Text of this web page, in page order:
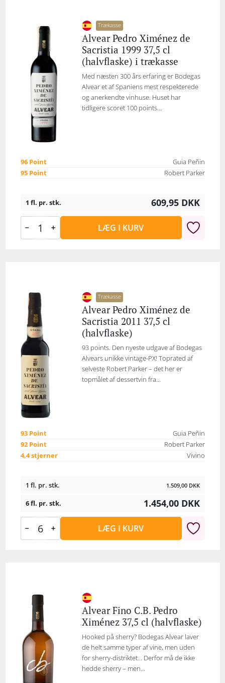
Trækasse
Alvear Pedro Ximénez de
Sacristia 1999 37,5 cl
(halvflaske) i trækasse
Med næsten 300 års erfaring er Bodegas
Alvear et af Spaniens mest respekterede
og anerkendte vinhuse. Huset har
tidligere scoret 100 points...
96 Point
Guia Peñin
95 Point
Robert Parker
1 fl. pr. stk. 609,95 DKK
LÆG I KURV
Trækasse
Alvear Pedro Ximénez de
Sacristia 2011 37,5 cl
(halvflaske)
93 points. Den nyeste udgave af Bodegas
Alvears unikke vintage-PX! Toprated af
selveste Robert Parker – det her er
topmålet af dessertvin fra...
93 Point
Guia Peñin
92 Point
Robert Parker
4,4 stjerner
Vivino
1 fl. pr. stk. 1.509,00 DKK
6 fl. pr. stk. 1.454,00 DKK
LÆG I KURV
Alvear Fino C.B. Pedro
Ximénez 37,5 cl (halvflaske)
Hooked på sherry? Bodegas Alvear laver
de helt samme typer af vine, men uden
for sherry-distriktet… Derfor må de ikke
hedde sherry – men...